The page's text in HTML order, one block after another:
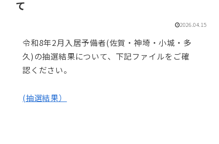
て
2026.04.15
令和8年2月入居予備者(佐賀・神埼・小城・多
久)の抽選結果について、下記ファイルをご確
認ください。
(抽選結果）